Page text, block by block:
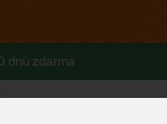
dnů zdarma